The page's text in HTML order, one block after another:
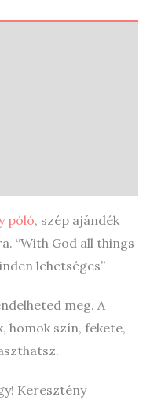
póló, szép ajándék
“With God all things
lehetséges”
meg. A
homok szín, fekete,
Keresztény